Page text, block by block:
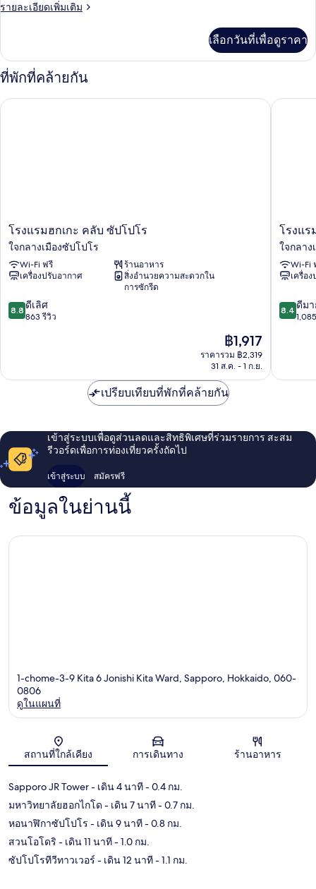
ทวิน,
บุหรี่
ได้
รายละเอียดเพิ่มเติม
ราย
เกี่ยว
กับ
ห้อง
สแตนดาร์ด
ทวิ
เลือกวันที่เพื่อดูราคา
ที่พักที่คล้ายกัน
โรง
แรม
ฮก
เกะ
คลับ
โปโร
ใจ
โรงแรมฮกเกะ คลับ ซัปโปโร
ใจกลางเมืองซัปโปโร
Wi-Fi ฟรี
ร้านอาหาร
เครื่องปรับอากาศ
สิ่งอำนวยความสะดวกใน
การซักรีด
8.8
จาก
รีวิว
8.8 ดีเลิศ
863 รีวิว
ราคา
ปัจจุบัน
คือ
฿1,917
ราคารวม ฿2,319
31 ส.ค. - 1 ก.ย.
โรงแรมฮกเกะ คลับ ซัปโปโร
โรงแรม
KOKO
ซัป
โปโร
เอกิ
ใจ
กลาง
โรงแร
ใจกลาง
Wi-Fi
เครื่อ
8.4
จาก
รีวิว
8.4 ดีม
โรงแรม
เปรียบเทียบที่พักที่คล้ายกัน
เข้าสู่ระบบเพื่อดูส่วนลดและสิทธิพิเศษที่ร่วมรายการ สะสม
รีวอร์ดเพื่อการท่องเที่ยวครั้งถัดไป
เข้าสู่ระบบ สมัครฟรี
ข้อมูลในย่านนี้
แผนที่
1-chome-3-9 Kita 6 Jonishi Kita Ward, Sapporo, Hokkaido, 060-
0806
ดูในแผนที่
สถานที่ใกล้เคียง การเดินทาง ร้านอาหาร
Sapporo JR Tower- เดิน 4 นาที- 0.4 กม.
มหาวิทยาลัยฮอกไกโด - เดิน 7 นาที- 0.7 กม.
หอนาฬิกาซัปโปโร - เดิน 9 นาที- 0.8 กม.
สวนโอโดริ - เดิน 11 นาที- 1.0 กม.
ซัปโปโรทีวีทาวเวอร์ - เดิน 12 นาที- 1.1 กม.